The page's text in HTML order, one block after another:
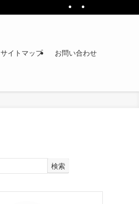
サイトマップ お問い合わせ
検索